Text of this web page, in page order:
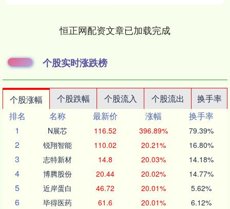
恒正网配资文章已加载完成
个股实时涨跌榜
个股涨幅 个股跌幅 个股流入 个股流出
换手率
排名
名称 最新价 涨幅
换手率
1
N展芯 116.52 396.89% 79.39%
2 锐翔智能 110.02 20.21% 16.80%
3 志特新材 14.8 20.03% 14.18%
4 博腾股份 20.44 20.02% 14.77%
5 近岸蛋白 46.72 20.01% 5.62%
6 毕得医药 61.6 20.01% 6.12%